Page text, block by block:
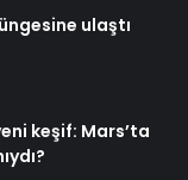
ulaştı
keşif: Mars’ta